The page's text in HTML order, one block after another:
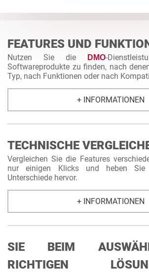
FEATURES UND
Nutzen Sie die DMO-
Softwareprodukte zu finden, nach
Typ, nach Funktionen oder nach
+ INFORMATIONEN
TECHNISCHE
Vergleichen Sie die Features
nur einigen Klicks und heben Sie
Unterschiede hervor.
+ INFORMATIONEN
SIE BEIM
RICHTIGEN